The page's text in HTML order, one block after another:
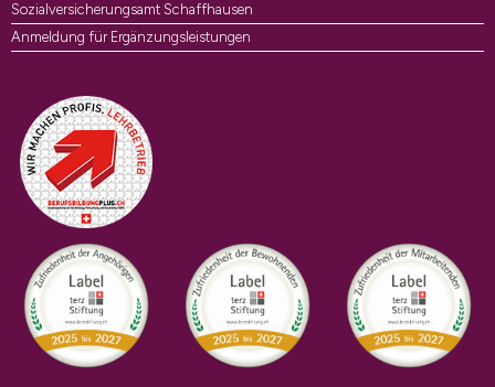
Sozialversicherungsamt Schaffhausen
Anmeldung für Ergänzungsleistungen
Auszeichnungen